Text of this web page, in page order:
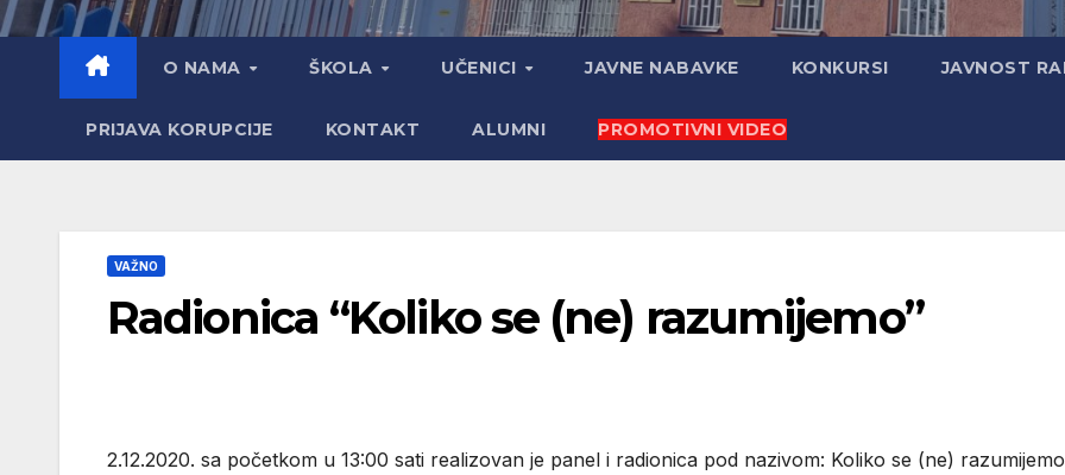
O NAMA ŠKOLA UČENICI JAVNE NABAVKE KONKURSI JAVNOST
PRIJAVA KORUPCIJE KONTAKT ALUMNI PROMOTIVNI VIDEO
VAŽNO
Radionica “Koliko se (ne) razumijemo”
2.12.2020. sa početkom u 13:00 sati realizovan je panel i radionica pod nazivom: Koliko se (ne)